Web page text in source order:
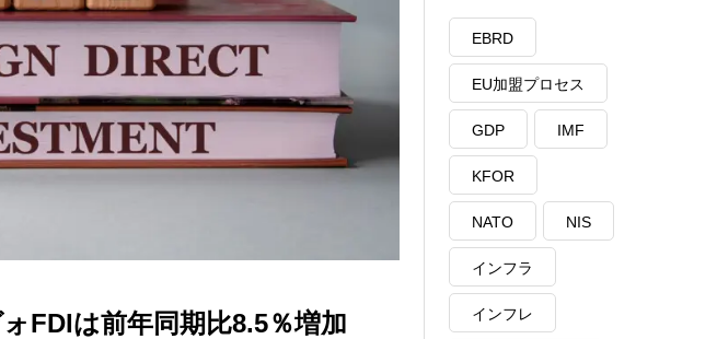
FDIは前年同期比8.5％増加
EBRD
EU加盟プロセス
GDP IMF
KFOR
NATO NIS
インフラ
インフレ